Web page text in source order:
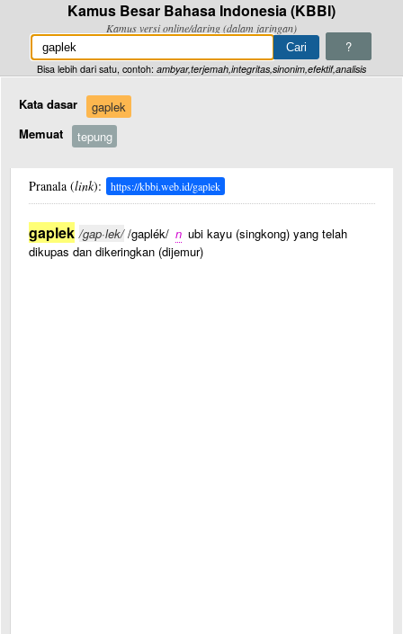
Kamus Besar Bahasa Indonesia (KBBI)
Kamus versi online/daring (dalam jaringan)
?
Bisa lebih dari satu, contoh: ambyar,terjemah,integritas,sinonim,efektif,analisis
Kata dasar
gaplek
Memuat
tepung
Pranala (link): https://kbbi.web.id/gaplek
gaplek /gap·lek//gaplék/ n ubi kayu (singkong) yang telah
dikupas dan dikeringkan (dijemur)